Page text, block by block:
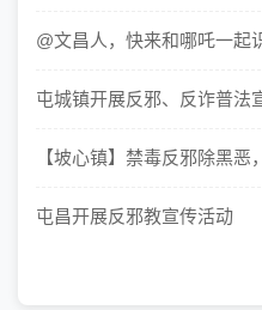
@文昌人，快来和哪吒一起
屯城镇开展反邪、反诈普法
【坡心镇】禁毒反邪除黑恶
屯昌开展反邪教宣传活动